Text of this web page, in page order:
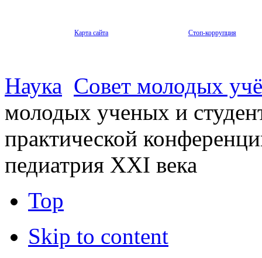
Карта сайта Стоп-коррупция
Наука Совет молодых
молодых ученых и
практической
педиатрия XXI века
Top
Skip to content